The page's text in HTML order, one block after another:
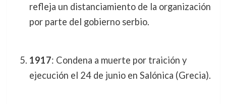
refleja un distanciamiento de la organización
por parte del gobierno serbio.
1917: Condena a muerte por traición y
ejecución el 24 de junio en Salónica (Grecia).